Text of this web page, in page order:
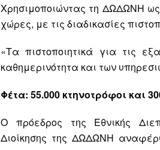
Χρησιμοποιώντας τη ΔΩΔΩΝΗ
χώρες, με τις διαδικασίες
«Τα πιστοποιητικά για τις
καθημερινότητα και των
Φέτα: 55.000 κτηνοτρόφοι και
Ο πρόεδρος της Εθνικής
Διοίκησης της ΔΩΔΩΝΗ